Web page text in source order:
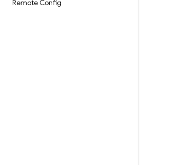
Remote Config